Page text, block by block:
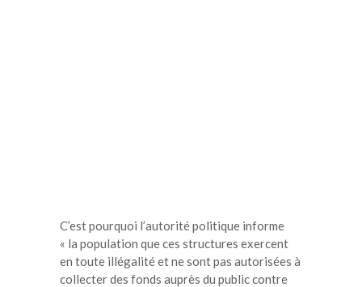
C’est pourquoi l’autorité politique informe
« la population que ces structures exercent
en toute illégalité et ne sont pas autorisées à
collecter des fonds auprès du public contre